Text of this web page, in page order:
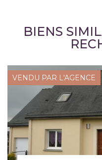
BIENS
VENDU PAR